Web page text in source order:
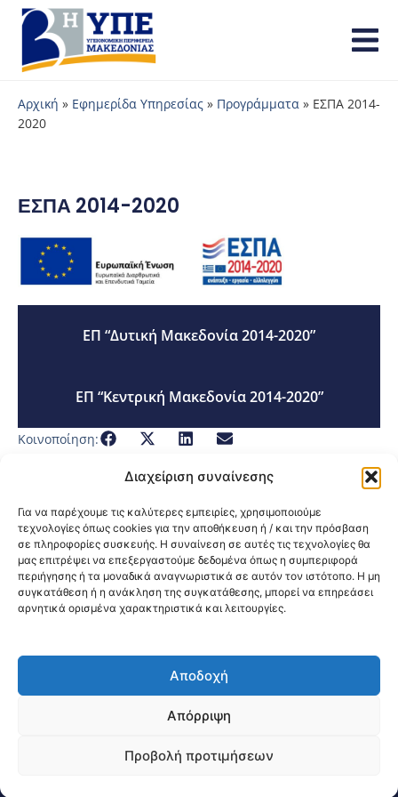
Διαχείριση συναίνεσης
Για να παρέχουμε τις καλύτερες εμπειρίες, χρησιμοποιούμε
τεχνολογίες όπως cookies για την αποθήκευση ή / και την πρόσβαση
σε πληροφορίες συσκευής. Η συναίνεση σε αυτές τις τεχνολογίες θα
μας επιτρέψει να επεξεργαστούμε δεδομένα όπως η συμπεριφορά
περιήγησης ή τα μοναδικά αναγνωριστικά σε αυτόν τον ιστότοπο. Η μη
συγκατάθεση ή η ανάκληση της συγκατάθεσης, μπορεί να επηρεάσει
αρνητικά ορισμένα χαρακτηριστικά και λειτουργίες.
Αποδοχή
Απόρριψη
Προβολή προτιμήσεων
Αρχική » Εφημερίδα Υπηρεσίας » Προγράμματα » ΕΣΠΑ 2014-
2020
ΕΣΠΑ 2014-2020
ΕΠ “Δυτική Μακεδονία 2014-2020”
ΕΠ “Κεντρική Μακεδονία 2014-2020”
Κοινοποίηση:
@2026 3ype.gr All rights reserved
Θεσσαλονίκη, ΕλλάδαΤηλ: +30 2311 226 200
03746 Website Visits: 1591256